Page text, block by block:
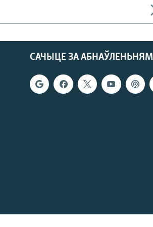
САЧЫЦЕ ЗА АБНАЎЛЕНЬНЯМІ